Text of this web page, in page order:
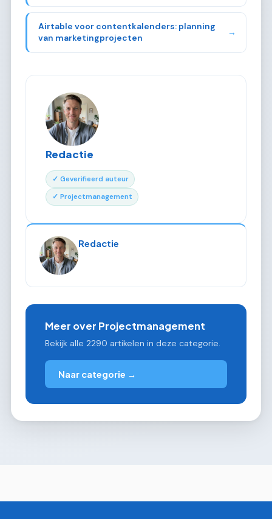
Airtable voor contentkalenders: planning
van marketingprojecten
→
Redactie
✓ Geverifieerd auteur
✓ Projectmanagement
Redactie
Meer over Projectmanagement
Bekijk alle 2290 artikelen in deze categorie.
Naar categorie →